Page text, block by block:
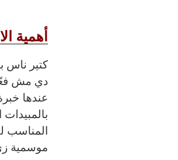
أهمية
كتير ناس
دي مش
عندها
بالمبيدات
المناسب
موسمية